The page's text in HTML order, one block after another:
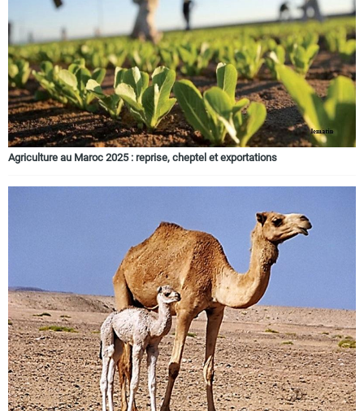
Circuits touristiques
Tourisme
Régions
Contact
Agriculture au Maroc 2025 : reprise, cheptel et exportations